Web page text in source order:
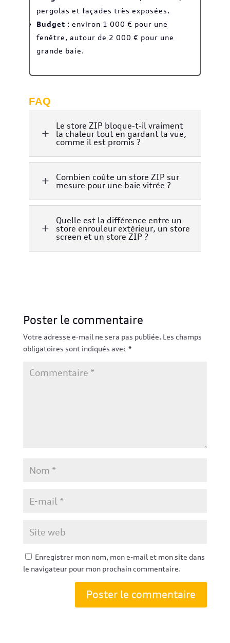
pergolas et façades très exposées.
Budget : environ 1 000 € pour une
fenêtre, autour de 2 000 € pour une
grande baie.
FAQ
L
Le store ZIP bloque-t-il vraiment
la chaleur tout en gardant la vue,
comme il est promis ?
L
Combien coûte un store ZIP sur
mesure pour une baie vitrée ?
L
Quelle est la différence entre un
store enrouleur extérieur, un store
screen et un store ZIP ?
Poster le commentaire
Votre adresse e-mail ne sera pas publiée. Les champs
obligatoires sont indiqués avec *
Enregistrer mon nom, mon e-mail et mon site dans
le navigateur pour mon prochain commentaire.